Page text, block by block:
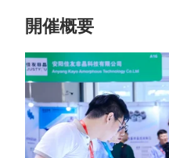
開催概要